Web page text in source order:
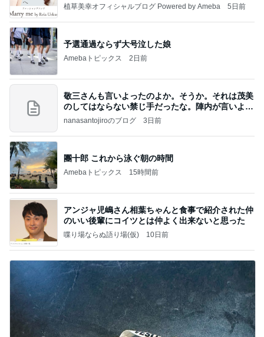
植草美幸オフィシャルブログ Powered by Ameba 5日前
予選通過ならず大号泣した娘
Amebaトピックス 2日前
敬三さんも言いよったのよか。そうか。それは茂美
のしてはならない禁じ手だったな。陣内が言いよる
のよ
nanasantojiroのブログ 3日前
團十郎 これから泳ぐ朝の時間
Amebaトピックス 15時間前
アンジャ児嶋さん相葉ちゃんと食事で紹介された仲
のいい後輩にコイツとは仲よく出来ないと思った
喋り場ならぬ語り場(仮) 10日前